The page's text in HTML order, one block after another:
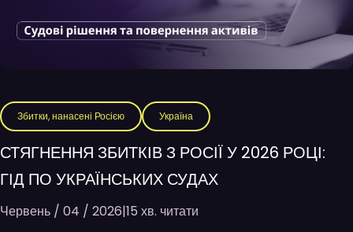
Збитки, нанасені Росією Україна
СТЯГНЕННЯ ЗБИТКІВ З РОСІЇ У 2026 РОЦІ:
ГІД ПО УКРАЇНСЬКИХ СУДАХ
Червень / 04 / 2026|15 хв. читати